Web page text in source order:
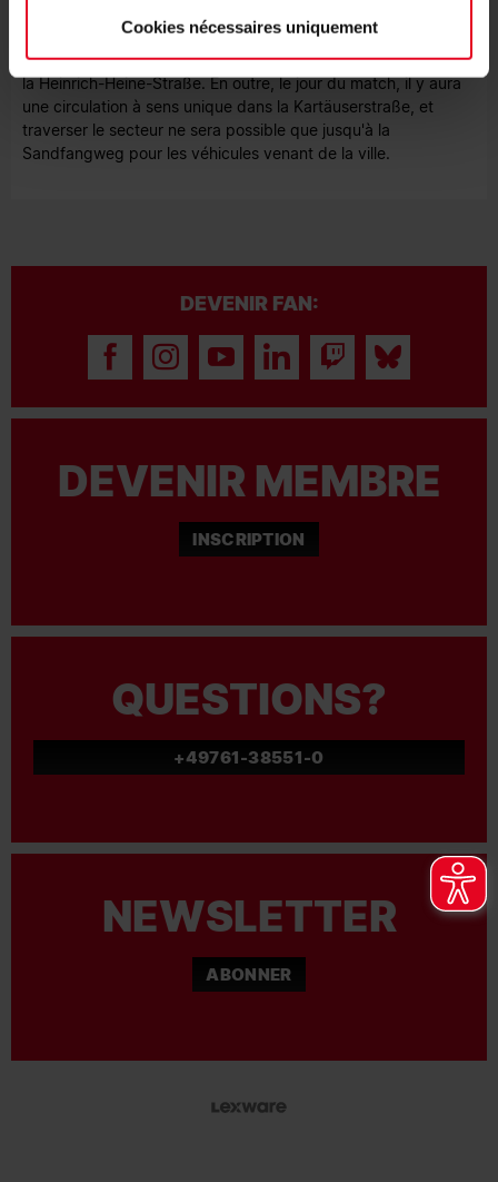
Cookies nécessaires uniquement
d'envoi. Les détours vers la Hansjakobstraße mènent en
dehors de la ville par la Kirnerstraße et en venant d'Ebnet par
la Heinrich-Heine-Straße. En outre, le jour du match, il y aura
une circulation à sens unique dans la Kartäuserstraße, et
traverser le secteur ne sera possible que jusqu'à la
Sandfangweg pour les véhicules venant de la ville.
DEVENIR FAN:
DEVENIR MEMBRE
INSCRIPTION
QUESTIONS?
+49761-38551-0
NEWSLETTER
ABONNER